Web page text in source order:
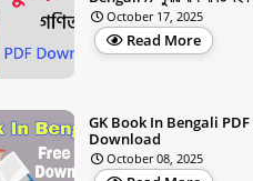
October 17, 2025
Read More
GK Book In Bengali PDF
Download
October 08, 2025